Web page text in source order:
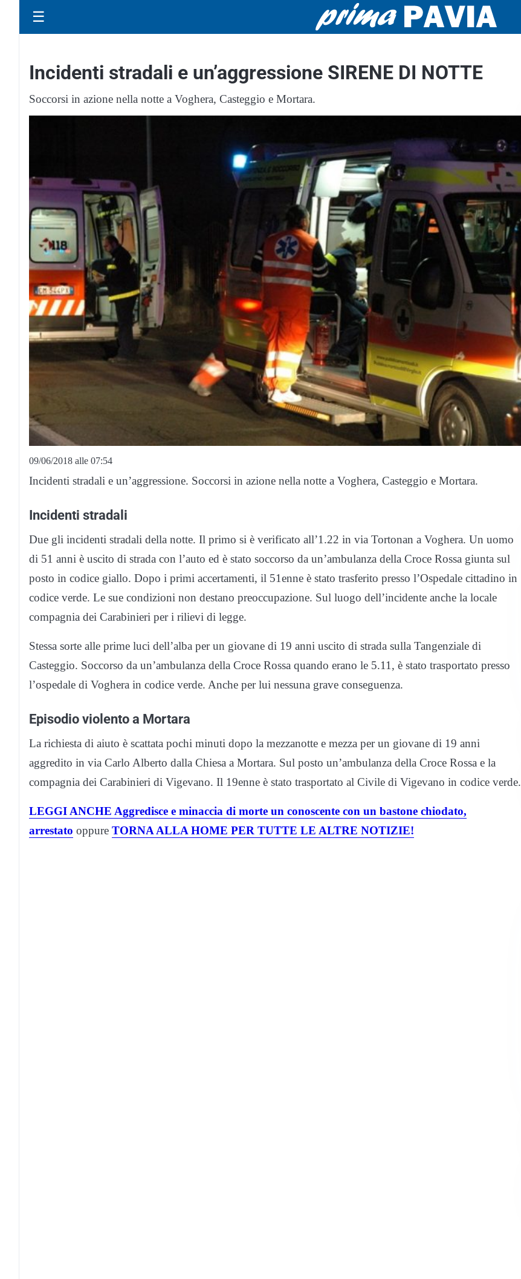
☰
Incidenti stradali e un’aggressione SIRENE DI NOTTE
Soccorsi in azione nella notte a Voghera, Casteggio e Mortara.
09/06/2018 alle 07:54
Incidenti stradali e un’aggressione. Soccorsi in azione nella notte a Voghera, Casteggio e Mortara.
Incidenti stradali
Due gli incidenti stradali della notte. Il primo si è verificato all’1.22 in via Tortonan a Voghera. Un uomo
di 51 anni è uscito di strada con l’auto ed è stato soccorso da un’ambulanza della Croce Rossa giunta sul
posto in codice giallo. Dopo i primi accertamenti, il 51enne è stato trasferito presso l’Ospedale cittadino in
codice verde. Le sue condizioni non destano preoccupazione. Sul luogo dell’incidente anche la locale
compagnia dei Carabinieri per i rilievi di legge.
Stessa sorte alle prime luci dell’alba per un giovane di 19 anni uscito di strada sulla Tangenziale di
Casteggio. Soccorso da un’ambulanza della Croce Rossa quando erano le 5.11, è stato trasportato presso
l’ospedale di Voghera in codice verde. Anche per lui nessuna grave conseguenza.
Episodio violento a Mortara
La richiesta di aiuto è scattata pochi minuti dopo la mezzanotte e mezza per un giovane di 19 anni
aggredito in via Carlo Alberto dalla Chiesa a Mortara. Sul posto un’ambulanza della Croce Rossa e la
compagnia dei Carabinieri di Vigevano. Il 19enne è stato trasportato al Civile di Vigevano in codice verde.
LEGGI ANCHE Aggredisce e minaccia di morte un conoscente con un bastone chiodato,
arrestato oppure TORNA ALLA HOME PER TUTTE LE ALTRE NOTIZIE!